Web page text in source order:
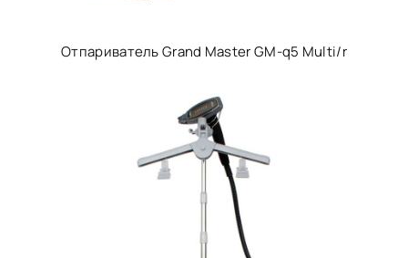
Отпариватель Grand Master GM-q5 Multi/r